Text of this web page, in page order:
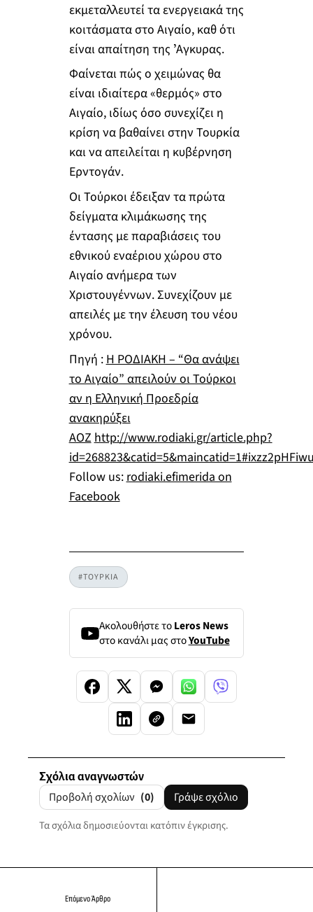
εκμεταλλευτεί τα ενεργειακά της
κοιτάσματα στο Αιγαίο, καθ ότι
είναι απαίτηση της ʼΑγκυρας.
Φαίνεται πώς ο χειμώνας θα
είναι ιδιαίτερα «θερμός» στο
Αιγαίο, ιδίως όσο συνεχίζει η
κρίση να βαθαίνει στην Τουρκία
και να απειλείται η κυβέρνηση
Ερντογάν.
Οι Τούρκοι έδειξαν τα πρώτα
δείγματα κλιμάκωσης της
έντασης με παραβιάσεις του
εθνικού εναέριου χώρου στο
Αιγαίο ανήμερα των
Χριστουγέννων. Συνεχίζουν με
απειλές με την έλευση του νέου
χρόνου.
Πηγή : Η ΡΟΔΙΑΚΗ – “Θα ανάψει
το Αιγαίο” απειλούν οι Τούρκοι
αν η Ελληνική Προεδρία
ανακηρύξει
ΑΟΖ http://www.rodiaki.gr/article.php?
Follow us: rodiaki.efimerida on
Facebook
#ΤΟΥΡΚΙΑ
Ακολουθήστε τοLeros News
στο κανάλι μας στοYouTube
Σχόλια αναγνωστών
Προβολή σχολίων (0) Γράψε σχόλιο
Τα σχόλια δημοσιεύονται κατόπιν έγκρισης.
Επόμενο Άρθρο